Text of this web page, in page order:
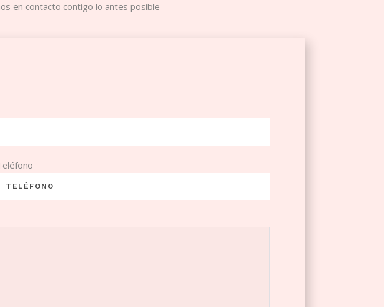
en contacto contigo lo antes posible